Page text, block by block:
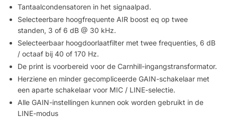
Tantaalcondensatoren in het signaalpad.
Selecteerbare hoogfrequente AIR boost eq op twee
standen, 3 of 6 dB @ 30 kHz.
Selecteerbaar hoogdoorlaatfilter met twee frequenties, 6 dB
/ octaaf bij 40 of 170 Hz.
De print is voorbereid voor de Carnhill-ingangstransformator.
Herziene en minder gecompliceerde GAIN-schakelaar met
een aparte schakelaar voor MIC / LINE-selectie.
Alle GAIN-instellingen kunnen ook worden gebruikt in de
LINE-modus